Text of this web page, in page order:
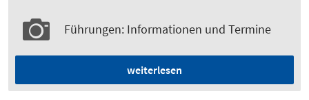
Führungen: Informationen und Termine
weiterlesen